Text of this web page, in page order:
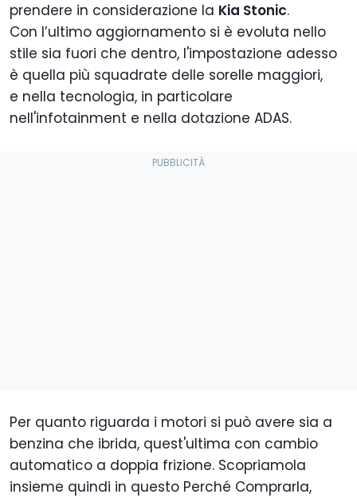
prendere in considerazione la Kia Stonic.
Con l’ultimo aggiornamento si è evoluta nello
stile sia fuori che dentro, l'impostazione adesso
è quella più squadrate delle sorelle maggiori,
e nella tecnologia, in particolare
nell'infotainment e nella dotazione ADAS.
Per quanto riguarda i motori si può avere sia a
benzina che ibrida, quest'ultima con cambio
automatico a doppia frizione. Scopriamola
insieme quindi in questo Perché Comprarla,